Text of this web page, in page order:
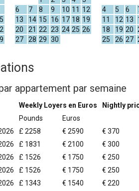
6
7 8 9 10 11 12
13
14 15 16 17 18 19
20
21 22 23 24 25 26
27
28 29 30
4 5 6
11
12 13
18
19 20
25
26 27
appartement par semaine
Weekly Loyers en Euros
Nightly
Pounds
Euros
£ 2258 € 2590
€ 370
£ 1831 € 2100
€ 300
£ 1526 € 1750
€ 250
£ 1526 € 1750
€ 250
£ 1343 € 1540 € 220